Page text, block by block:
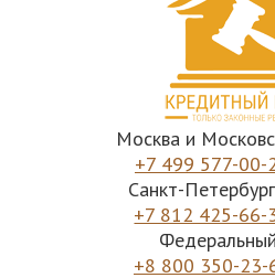
Москва и
+7 499 577-00-
Санкт-
+7 812 425-66-
+8 800 350-23-